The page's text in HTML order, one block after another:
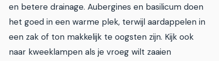
en betere drainage. Aubergines en basilicum doen
het goed in een warme plek, terwijl aardappelen in
een zak of ton makkelijk te oogsten zijn. Kijk ook
naar kweeklampen als je vroeg wilt zaaien